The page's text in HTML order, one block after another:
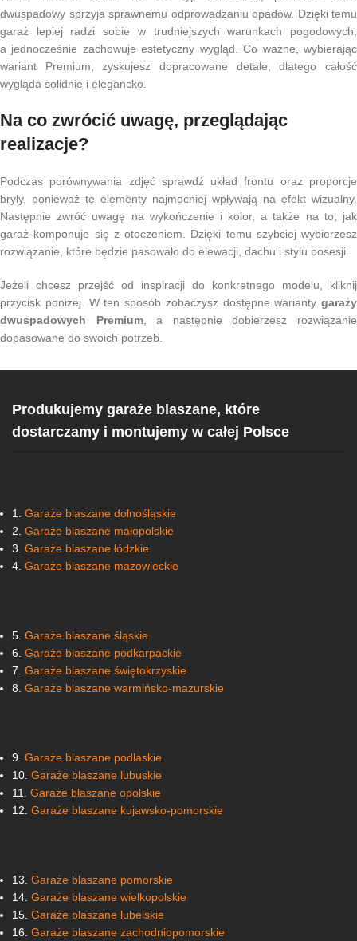
dwuspadowy sprzyja sprawnemu odprowadzaniu opadów. Dzięki temu
garaż lepiej radzi sobie w trudniejszych warunkach pogodowych,
a jednocześnie zachowuje estetyczny wygląd. Co ważne, wybierając
wariant Premium, zyskujesz dopracowane detale, dlatego całość
wygląda solidnie i elegancko.
Na co zwrócić uwagę, przeglądając
realizacje?
Podczas porównywania zdjęć sprawdź układ frontu oraz proporcje
bryły, ponieważ te elementy najmocniej wpływają na efekt wizualny.
Następnie zwróć uwagę na wykończenie i kolor, a także na to, jak
garaż komponuje się z otoczeniem. Dzięki temu szybciej wybierzesz
rozwiązanie, które będzie pasowało do elewacji, dachu i stylu posesji.
Jeżeli chcesz przejść od inspiracji do konkretnego modelu, kliknij
przycisk poniżej. W ten sposób zobaczysz dostępne warianty garaży
dwuspadowych Premium, a następnie dobierzesz rozwiązanie
dopasowane do swoich potrzeb.
Produkujemy garaże blaszane, które
dostarczamy i montujemy w całej Polsce
1. Garaże blaszane dolnośląskie
2. Garaże blaszane małopolskie
3. Garaże blaszane łódzkie
4. Garaże blaszane mazowieckie
5. Garaże blaszane śląskie
6. Garaże blaszane podkarpackie
7. Garaże blaszane świętokrzyskie
8. Garaże blaszane warmińsko-mazurskie
9. Garaże blaszane podlaskie
10. Garaże blaszane lubuskie
11. Garaże blaszane opolskie
12. Garaże blaszane kujawsko-pomorskie
13. Garaże blaszane pomorskie
14. Garaże blaszane wielkopolskie
15. Garaże blaszane lubelskie
16. Garaże blaszane zachodniopomorskie